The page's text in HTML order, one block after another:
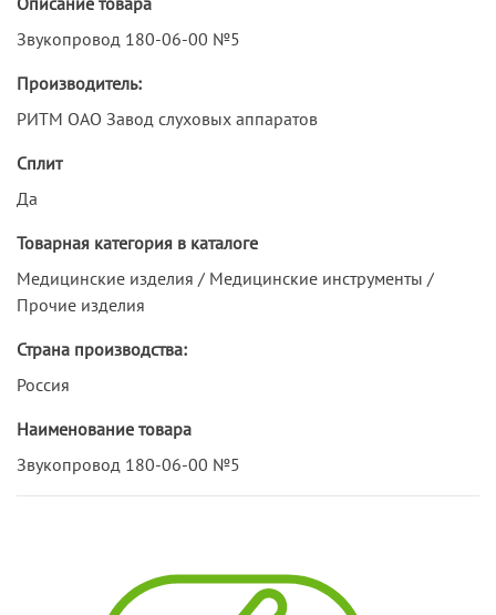
Звукопровод 180-06-00 №5
Производитель:
РИТМ ОАО Завод слуховых аппаратов
Сплит
Да
Товарная категория в каталоге
Медицинские изделия / Медицинские инструменты /
Прочие изделия
Страна производства:
Россия
Наименование товара
Звукопровод 180-06-00 №5